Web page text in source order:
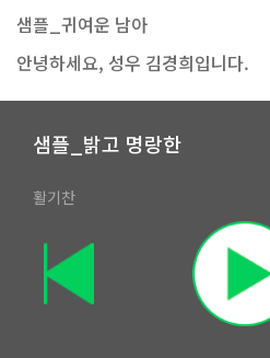
샘플_밝고 명랑한
활기찬
샘플_귀여운 남아
안녕하세요, 성우 김경희입니다.